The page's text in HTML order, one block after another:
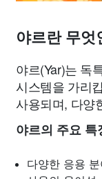
야르란 무엇
야르(Yar)는 독
시스템을 가리
사용되며, 다양
야르의 주요 특
다양한 응용